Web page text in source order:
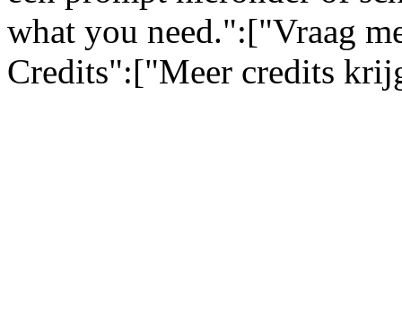
what you need.":["Vraag
Credits":["Meer credits